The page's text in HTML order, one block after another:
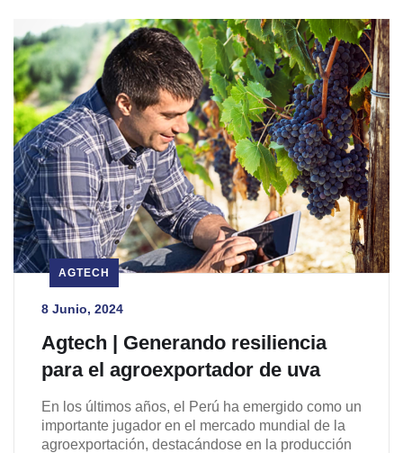
AGTECH
8 Junio, 2024
Agtech | Generando resiliencia
para el agroexportador de uva
En los últimos años, el Perú ha emergido como un
importante jugador en el mercado mundial de la
agroexportación, destacándose en la producción